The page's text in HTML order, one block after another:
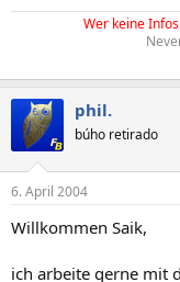
Wer keine
phil.
búho retirado
6. April 2004
Willkommen Saik,
ich arbeite gerne mit